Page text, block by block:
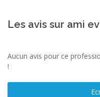
Les avis sur ami
Aucun avis pour ce
!